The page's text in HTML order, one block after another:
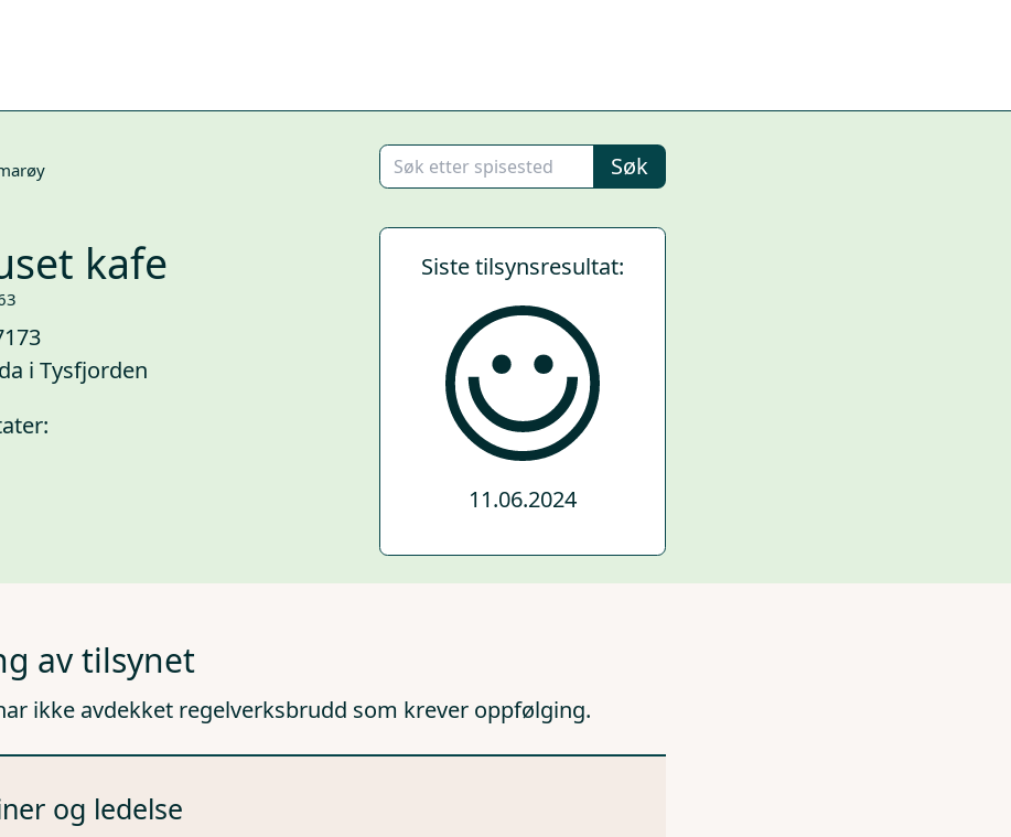
Søk
kafe
i Tysfjorden
Siste tilsynsresultat:
11.06.2024
av tilsynet
ikke avdekket regelverksbrudd som krever oppfølging.
og ledelse